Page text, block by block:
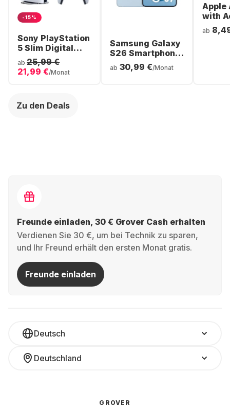
-15%
Sony PlayStation
5 Slim Digital
Console
ab 25,99 €
21,99 €/Monat
Samsung Galaxy
S26 Smartphone
- 256GB - Dual
SIM
ab 30,99 €/Monat
Apple
with
Noise
ab
Zu den Deals
Freunde einladen, 30 € Grover Cash erhalten
Verdienen Sie 30 €, um bei Technik zu sparen,
und Ihr Freund erhält den ersten Monat gratis.
Freunde einladen
Deutsch
Deutschland
GROVER